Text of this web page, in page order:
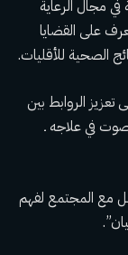
في مجال الرعاية
على القضايا
الصحية للأقليات.
الروابط بين
في علاجه ـ
مع المجتمع لفهم